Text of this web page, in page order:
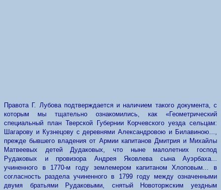
Правота Г. Лубова подтверждается и наличием такого документа, с
которым мы тщательно ознакомились, как «Геометрический
специальный план Тверской Губернии Корчевского уезда сельцам:
Шагарову и Кузнецову с деревнями Александровою и Билавиною...,
прежде бывшего владения от Армии капитанов Дмитрия и Михайлы
Матвеевых детей Дудаковых, что ныне малолетних господ
Рудаковых и провизора Андрея Яковлева сына Ауэрбаха...
учиненного в 1770-м году землемером капитаном Хлоповым... в
согласность раздела учиненного в 1799 году между означенными
двумя братьями Рудаковыми, снятый Новоторжским уездным